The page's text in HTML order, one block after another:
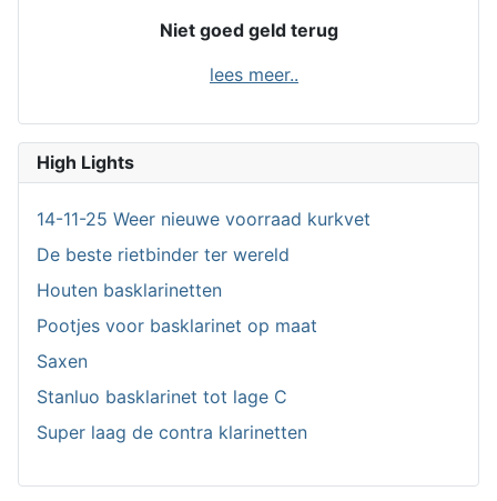
Niet goed geld terug
lees meer..
High Lights
14-11-25 Weer nieuwe voorraad kurkvet
De beste rietbinder ter wereld
Houten basklarinetten
Pootjes voor basklarinet op maat
Saxen
Stanluo basklarinet tot lage C
Super laag de contra klarinetten